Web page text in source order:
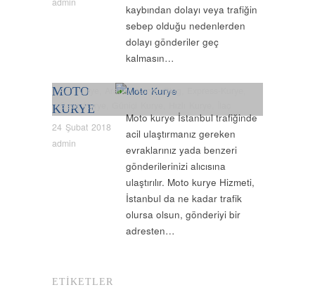
kaybından dolayı veya trafiğin
sebep olduğu nedenlerden
dolayı gönderiler geç
kalmasın…
MOTO
KURYE
24 Şubat 2018
admin
Acil Kurye Arabalı Kurye,Blog
Gece Kurye
Kurye,İstanbul Kurye,İstanbul Moto Kurye,
Kurye,Moto Kurye,Nöbetçi Kurye, Normal Kurye
Özel Kurye
Uçak Kurye,Vip Kurye,Yurtiiçi Kurye
Moto kurye İstanbul trafiğinde
acil ulaştırmanız gereken
evraklarınız yada benzeri
gönderilerinizi alıcısına
ulaştırılır. Moto kurye Hizmeti,
İstanbul da ne kadar trafik
olursa olsun, gönderiyi bir
adresten…
ETIKETLER